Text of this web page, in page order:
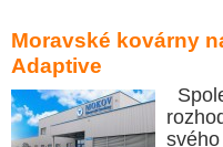
Moravské kovárny
Adaptive